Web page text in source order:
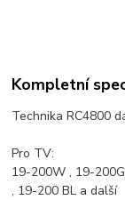
Kompletní
Technika RC4800
Pro TV:
19-200W , 19-
, 19-200 BL a další